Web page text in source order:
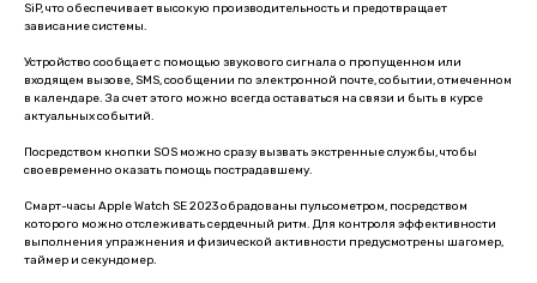
SiP, что обеспечивает высокую производительность и предотвращает
зависание системы.
Устройство сообщает с помощью звукового сигнала о пропущенном или
входящем вызове, SMS, сообщении по электронной почте, событии, отмеченном
в календаре. За счет этого можно всегда оставаться на связи и быть в курсе
актуальных событий.
Посредством кнопки SOS можно сразу вызвать экстренные службы, чтобы
своевременно оказать помощь пострадавшему.
Смарт-часы Apple Watch SE 2023 обрадованы пульсометром, посредством
которого можно отслеживать сердечный ритм. Для контроля эффективности
выполнения упражнения и физической активности предусмотрены шагомер,
таймер и секундомер.